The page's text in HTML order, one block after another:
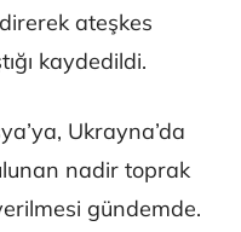
ateşkes
kaydedildi.
Ukrayna’da
nadir toprak
gündemde.